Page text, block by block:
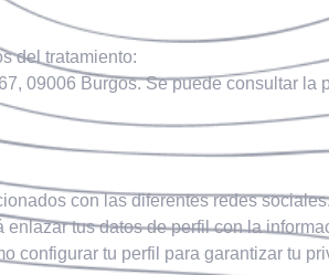
del tratamiento:
09006 Burgos. Se puede consultar
con las diferentes redes
tus datos de perfil con la
configurar tu perfil para garantizar tu